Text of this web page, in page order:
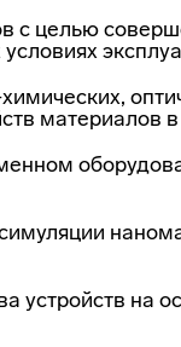
с целью
устройств на